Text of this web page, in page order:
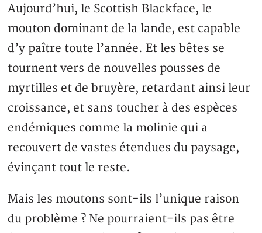
Aujourd’hui, le Scottish Blackface, le
mouton dominant de la lande, est capable
d’y paître toute l’année. Et les bêtes se
tournent vers de nouvelles pousses de
myrtilles et de bruyère, retardant ainsi leur
croissance, et sans toucher à des espèces
endémiques comme la molinie qui a
recouvert de vastes étendues du paysage,
évinçant tout le reste.
Mais les moutons sont-ils l’unique raison
du problème ? Ne pourraient-ils pas être